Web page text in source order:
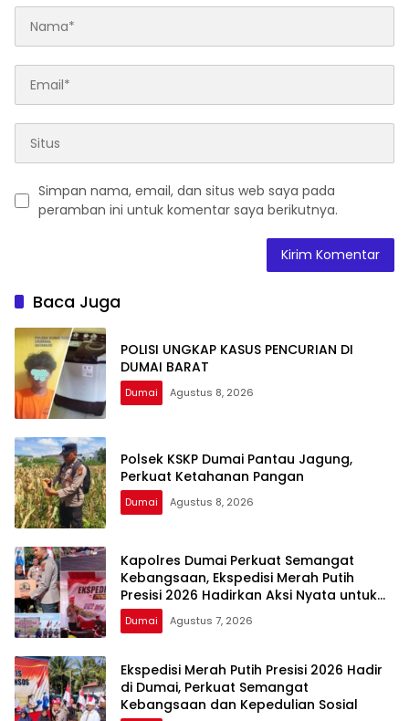
Simpan nama, email, dan situs web saya pada
peramban ini untuk komentar saya berikutnya.
Baca Juga
POLISI UNGKAP KASUS PENCURIAN DI
DUMAI BARAT
Dumai Agustus 8, 2026
Polsek KSKP Dumai Pantau Jagung,
Perkuat Ketahanan Pangan
Dumai Agustus 8, 2026
Kapolres Dumai Perkuat Semangat
Kebangsaan, Ekspedisi Merah Putih
Presisi 2026 Hadirkan Aksi Nyata untuk
Rakyat
Dumai Agustus 7, 2026
Ekspedisi Merah Putih Presisi 2026 Hadir
di Dumai, Perkuat Semangat
Kebangsaan dan Kepedulian Sosial